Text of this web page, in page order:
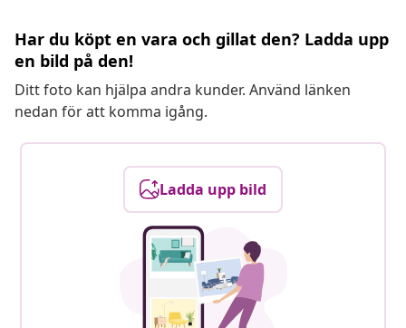
Har du köpt en vara och gillat den? Ladda upp
en bild på den!
Ditt foto kan hjälpa andra kunder. Använd länken
nedan för att komma igång.
Ladda upp bild